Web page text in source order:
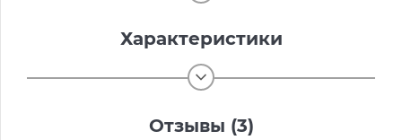
Характеристики
Отзывы (3)